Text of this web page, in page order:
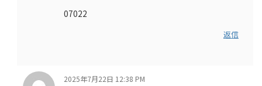
07022
返信
2025年7月22日 12:38 PM